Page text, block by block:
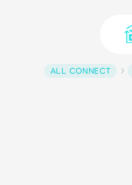
ALL CONNECT